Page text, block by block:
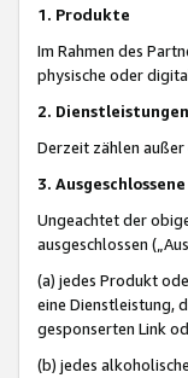
1. Produkte
Im Rahmen des
physische oder
2. Dienstleistungen
Derzeit zählen
3.
Ungeachtet der
ausgeschlossen
(a) jedes Produkt
eine Dienstleistung,
gesponserten Link
(b) jedes